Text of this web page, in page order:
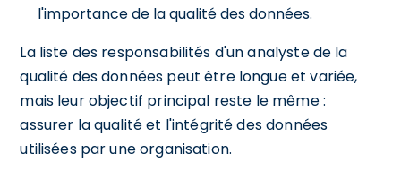
l'importance de la qualité des données.
La liste des responsabilités d'un analyste de la
qualité des données peut être longue et variée,
mais leur objectif principal reste le même :
assurer la qualité et l'intégrité des données
utilisées par une organisation.